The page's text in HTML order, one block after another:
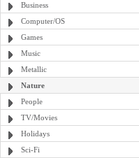
Business
Computer/OS
Games
Music
Metallic
Nature
People
TV/Movies
Holidays
Sci-Fi